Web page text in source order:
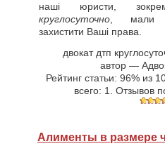
наші юристи,
круглосуточно , мали
захистити Ваші права.
двокат дтп
автор —
Рейтинг статьи: 96% из
всего: 1 . Отзывов
Алименты в размере